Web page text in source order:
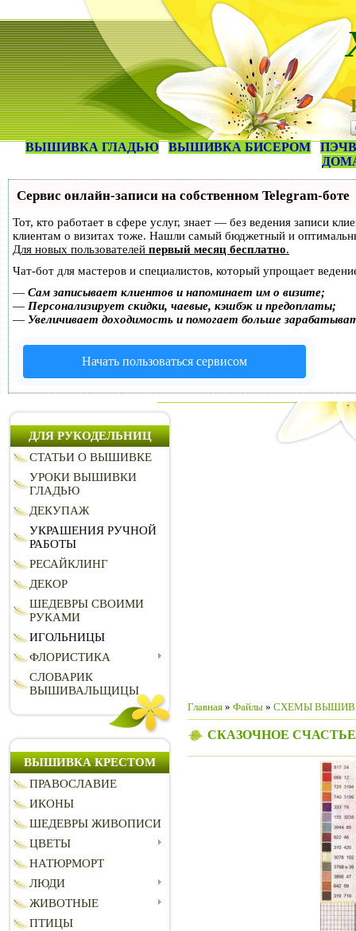
ВЫШИВКА ГЛАДЬЮ ВЫШИВКА БИСЕРОМ
Сервис онлайн-записи на собственном Telegram-боте
Тот, кто работает в сфере услуг, знает — без ведения записи
клиентам о визитах тоже. Нашли самый бюджетный и
Для новых пользователей первый месяц бесплатно.
Чат-бот для мастеров и специалистов, который упрощает
— Сам записывает клиентов и напоминает им о визите;
— Персонализирует скидки, чаевые, кэшбэк и предоплаты;
— Увеличивает доходимость и помогает больше
Начать пользоваться сервисом
ДЛЯ РУКОДЕЛЬНИЦ
СТАТЬИ О ВЫШИВКЕ
УРОКИ ВЫШИВКИ
ГЛАДЬЮ
ДЕКУПАЖ
УКРАШЕНИЯ РУЧНОЙ
РАБОТЫ
РЕСАЙКЛИНГ
ДЕКОР
ШЕДЕВРЫ СВОИМИ
РУКАМИ
ИГОЛЬНИЦЫ
ФЛОРИСТИКА
СЛОВАРИК
ВЫШИВАЛЬЩИЦЫ
ВЫШИВКА КРЕСТОМ
ПРАВОСЛАВИЕ
ИКОНЫ
ШЕДЕВРЫ ЖИВОПИСИ
ЦВЕТЫ
НАТЮРМОРТ
ЛЮДИ
ЖИВОТНЫЕ
ПТИЦЫ
Главная » Файлы » СХЕМЫ
СКАЗОЧНОЕ СЧАСТЬЕ